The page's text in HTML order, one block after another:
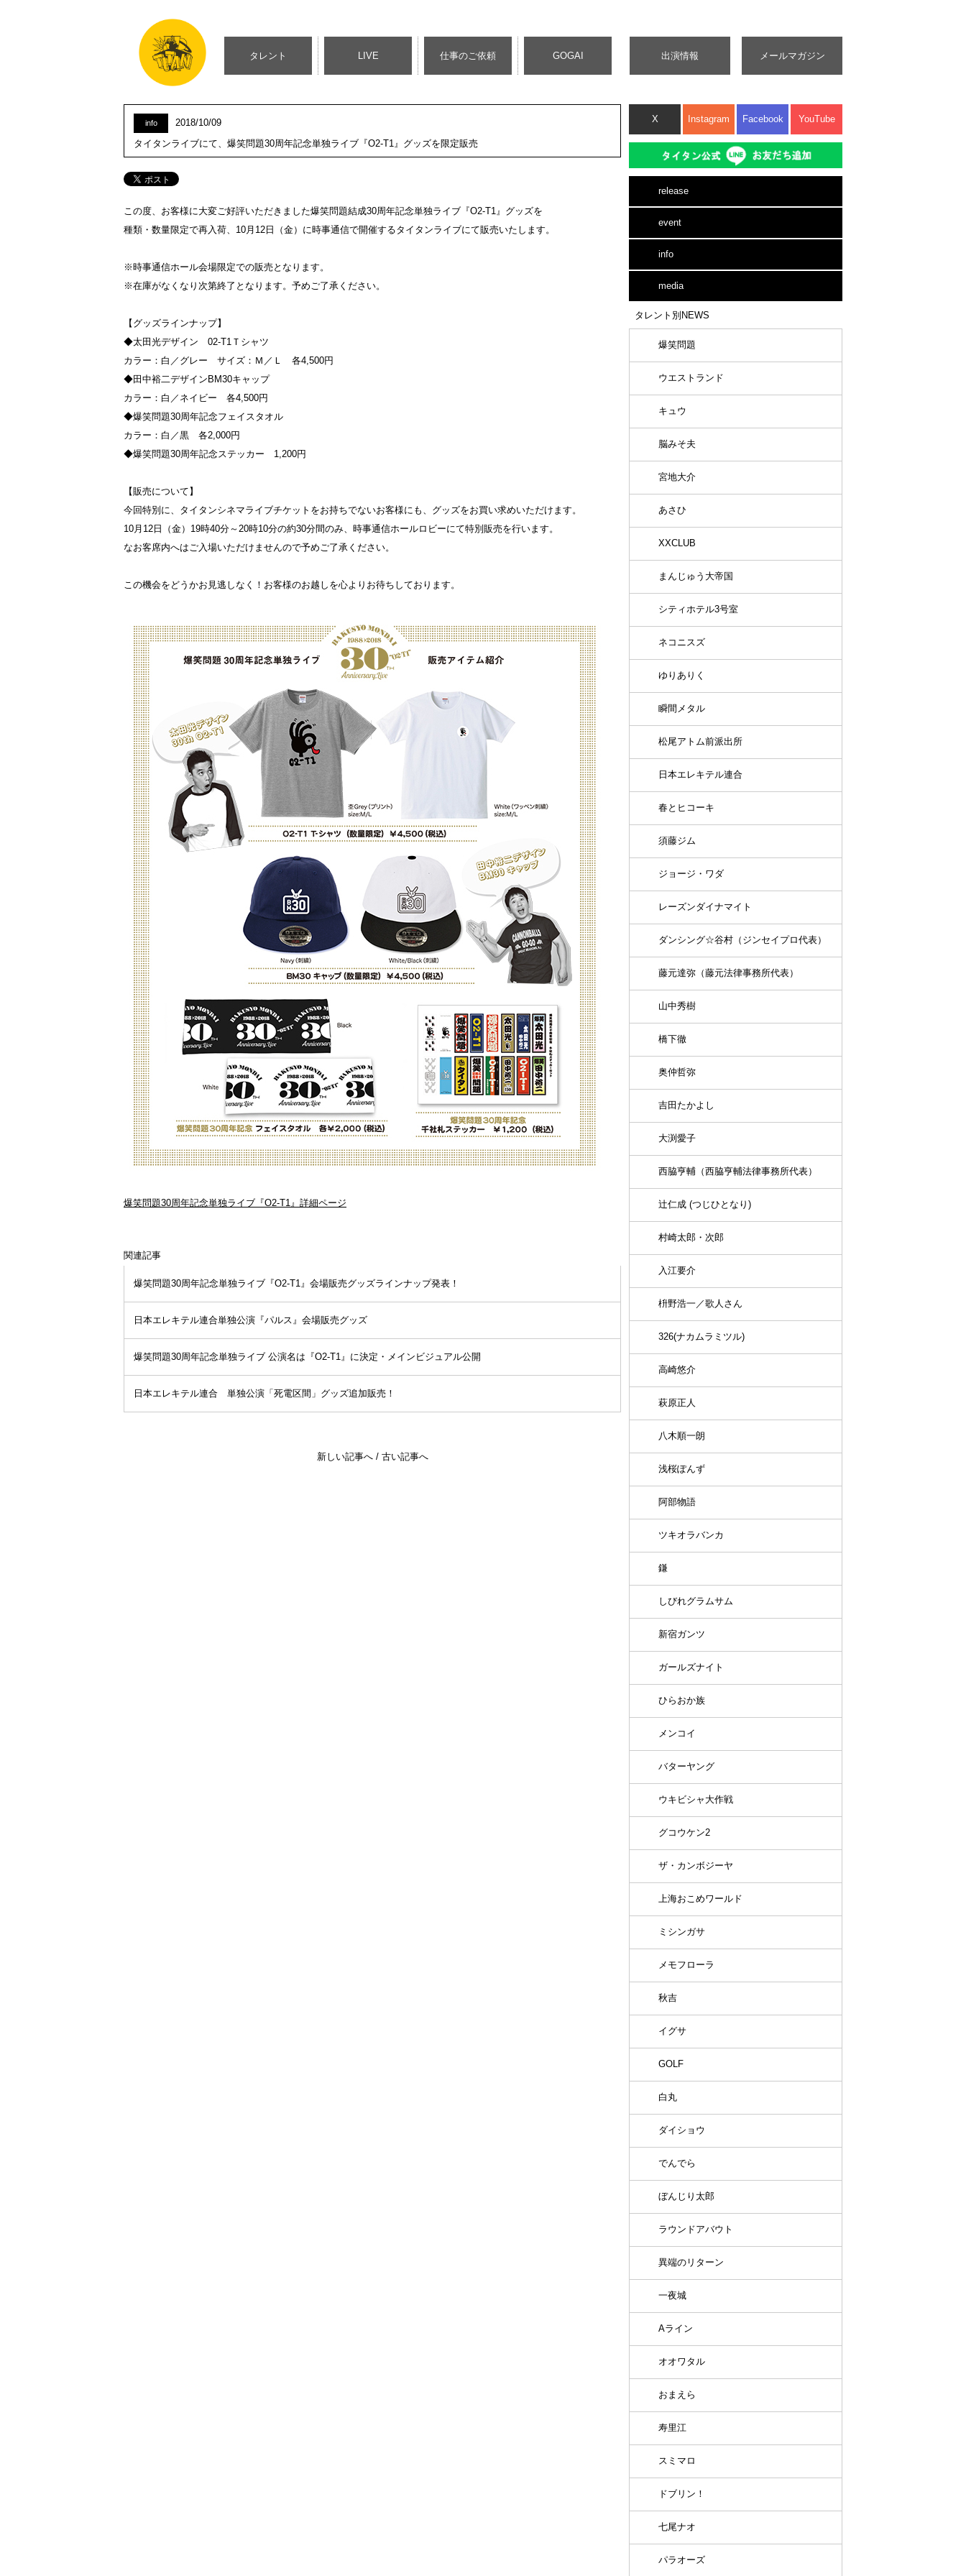
タレント LIVE 仕事のご依頼 GOGAI 出演情報 メールマガジン
info
2018/10/09
タイタンライブにて、爆笑問題30周年記念単独ライブ『O2-T1』グッズを限定販売
この度、お客様に大変ご好評いただきました爆笑問題結成30周年記念単独ライブ『O2-T1』グッズを
種類・数量限定で再入荷、 10月 12 日（金）に時事通信で開催するタイタンライブにて販売いたします。
※時事通信ホール会場限定での販売となります。
※在庫がなくなり次第終了となります。予めご了承ください。
【グッズラインナップ】
◆太田光デザイン 02-T1Ｔシャツ
カラー：白／グレー サイズ：Ｍ／Ｌ 各4,500円
◆田中裕二デザインBM30キャップ
カラー：白／ネイビー 各4,500円
◆爆笑問題30周年記念フェイスタオル
カラー：白／黒 各2,000円
◆爆笑問題30周年記念ステッカー 1,200円
【販売について】
今回特別に、タイタンシネマライブチケットをお持ちでないお客様にも、グッズをお買い求めいただけます。
10月12日（金）19時40分～20時10分の約30分間のみ、時事通信ホールロビーにて特別販売を行います。
なお客席内へはご入場いただけませんので予めご了承ください。
この機会をどうかお見逃しなく！お客様のお越しを心よりお待ちしております。
爆笑問題30周年記念単独ライブ『O2-T1』詳細ページ
関連記事
爆笑問題30周年記念単独ライブ『O2-T1』会場販売グッズラインナップ発表！
日本エレキテル連合単独公演『パルス』会場販売グッズ
爆笑問題30周年記念単独ライブ 公演名は『O2-T1』に決定・メインビジュアル公開
日本エレキテル連合 単独公演「死電区間」グッズ追加販売！
新しい記事へ/ 古い記事へ
X Instagram Facebook YouTube
release
event
info
media
タレント別NEWS
爆笑問題
ウエストランド
キュウ
脳みそ夫
宮地大介
あさひ
XXCLUB
まんじゅう大帝国
シティホテル3号室
ネコニスズ
ゆりありく
瞬間メタル
松尾アトム前派出所
日本エレキテル連合
春とヒコーキ
須藤ジム
ジョージ・ワダ
レーズンダイナマイト
ダンシング☆谷村（ジンセイプロ代表）
藤元達弥（藤元法律事務所代表）
山中秀樹
橋下徹
奥仲哲弥
吉田たかよし
大渕愛子
西脇亨輔（西脇亨輔法律事務所代表）
辻仁成 (つじひとなり)
村崎太郎・次郎
入江要介
枡野浩一／歌人さん
326(ナカムラミツル)
高崎悠介
萩原正人
八木順一朗
浅桜ぽんず
阿部物語
ツキオラバンカ
鎌
しびれグラムサム
新宿ガンツ
ガールズナイト
ひらおか族
メンコイ
バターヤング
ウキビシャ大作戦
グコウケン2
ザ・カンボジーヤ
上海おこめワールド
ミシンガサ
メモフローラ
秋吉
イグサ
GOLF
白丸
ダイショウ
でんでら
ぼんじり太郎
ラウンドアバウト
異端のリターン
一夜城
Aライン
オオワタル
おまえら
寿里江
スミマロ
ドブリン！
七尾ナオ
パラオーズ